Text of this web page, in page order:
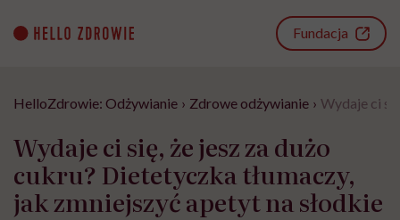
content
Fundacja
HelloZdrowie: Odżywianie › Zdrowe odżywianie › Wydaje ci
Wydaje ci się, że jesz za dużo
cukru? Dietetyczka tłumaczy,
jak zmniejszyć apetyt na słodkie